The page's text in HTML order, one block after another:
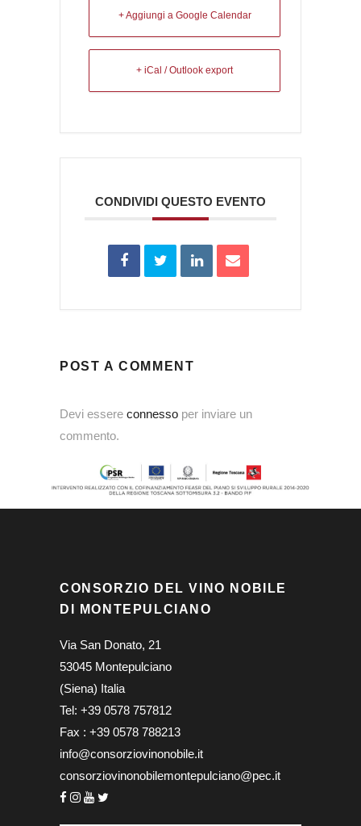
+ Aggiungi a Google Calendar
+ iCal / Outlook export
CONDIVIDI QUESTO EVENTO
POST A COMMENT
Devi essere connesso per inviare un
commento.
CONSORZIO DEL VINO NOBILE
DI MONTEPULCIANO
Via San Donato, 21
53045 Montepulciano
(Siena) Italia
Tel: +39 0578 757812
Fax : +39 0578 788213
info@consorziovinonobile.it
consorziovinonobilemontepulciano@pec.it